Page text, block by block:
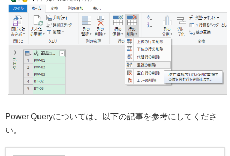
Power Queryについては、以下の記事を参考にしてくださ
い。